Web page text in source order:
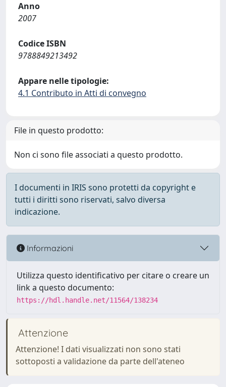
Anno
2007
Codice ISBN
9788849213492
Appare nelle tipologie:
4.1 Contributo in Atti di convegno
File in questo prodotto:
Non ci sono file associati a questo prodotto.
I documenti in IRIS sono protetti da copyright e
tutti i diritti sono riservati, salvo diversa
indicazione.
Informazioni
Utilizza questo identificativo per citare o creare un
link a questo documento:
https://hdl.handle.net/11564/138234
Attenzione
Attenzione! I dati visualizzati non sono stati
sottoposti a validazione da parte dell'ateneo